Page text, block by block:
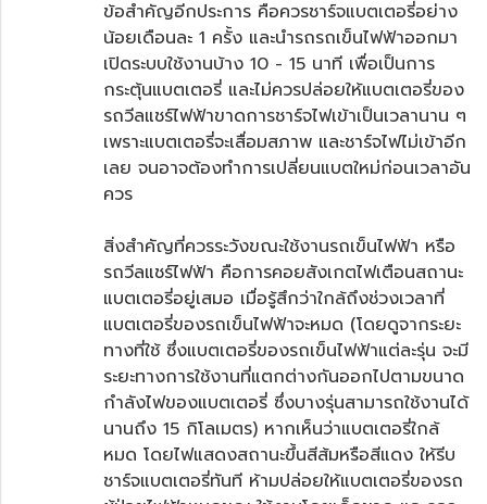
ข้อสำคัญอีกประการ คือควรชาร์จแบตเตอรี่อย่าง
น้อยเดือนละ 1 ครั้ง และนำรถรถเข็นไฟฟ้าออกมา
เปิดระบบใช้งานบ้าง 10 - 15 นาที เพื่อเป็นการ
กระตุ้นแบตเตอรี่ และไม่ควรปล่อยให้แบตเตอรี่ของ
รถวีลแชร์ไฟฟ้าขาดการชาร์จไฟเข้าเป็นเวลานาน ๆ
เพราะแบตเตอรี่จะเสื่อมสภาพ และชาร์จไฟไม่เข้าอีก
เลย จนอาจต้องทำการเปลี่ยนแบตใหม่ก่อนเวลาอัน
ควร
สิ่งสำคัญที่ควรระวังขณะใช้งานรถเข็นไฟฟ้า หรือ
รถวีลแชร์ไฟฟ้า คือการคอยสังเกตไฟเตือนสถานะ
แบตเตอรี่อยู่เสมอ เมื่อรู้สึกว่าใกล้ถึงช่วงเวลาที่
แบตเตอรี่ของรถเข็นไฟฟ้าจะหมด (โดยดูจากระยะ
ทางที่ใช้ ซึ่งแบตเตอรี่ของรถเข็นไฟฟ้าแต่ละรุ่น จะมี
ระยะทางการใช้งานที่แตกต่างกันออกไปตามขนาด
กำลังไฟของแบตเตอรี่ ซึ่งบางรุ่นสามารถใช้งานได้
นานถึง 15 กิโลเมตร) หากเห็นว่าแบตเตอรี่ใกล้
หมด โดยไฟแสดงสถานะขึ้นสีส้มหรือสีแดง ให้รีบ
ชาร์จแบตเตอรี่ทันที ห้ามปล่อยให้แบตเตอรี่ของรถ